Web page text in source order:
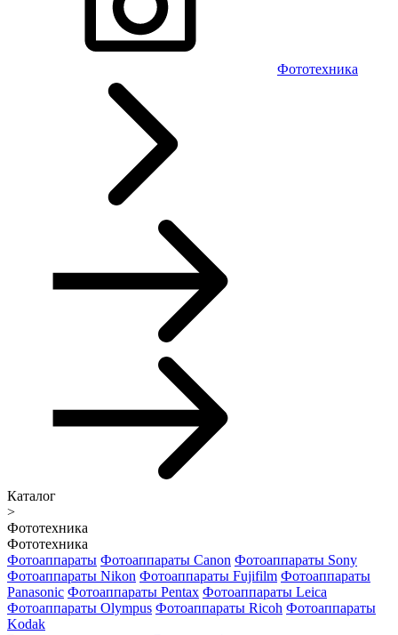
Фототехника
Каталог
>
Фототехника
Фототехника
Фотоаппараты Фотоаппараты Canon Фотоаппараты Sony
Фотоаппараты Nikon Фотоаппараты Fujifilm Фотоаппараты
Panasonic Фотоаппараты Pentax Фотоаппараты Leica
Фотоаппараты Olympus Фотоаппараты Ricoh Фотоаппараты
Kodak